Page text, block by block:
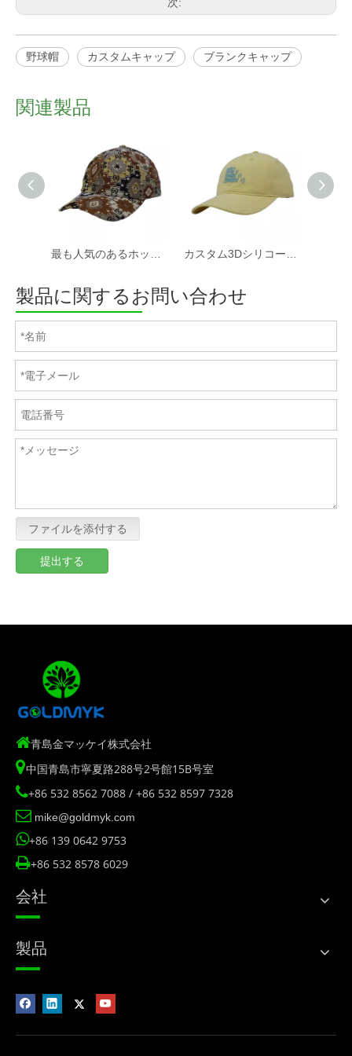
野球帽 カスタムキャップ ブランクキャップ
関連製品
製品に関するお問い合わせ
ファイルを添付する
提出する
青島金マッケイ株式会社
中国青島市寧夏路288号2号館15B号室
+86 532 8562 7088 / +86 532 8597 7328
 mike@goldmyk.com
+86 139 0642 9753
+86 532 8578 6029
会社
製品